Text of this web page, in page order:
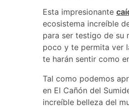
Esta impresionante
ecosistema increíble
para ser testigo de su
poco y te permita ver
te harán sentir como
Tal como podemos
en El Cañón del
increíble belleza del